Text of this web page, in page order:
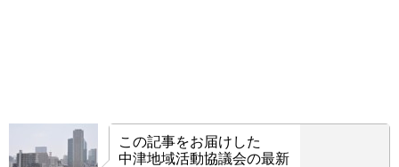
この記事をお届けした
中津地域活動協議会の最新